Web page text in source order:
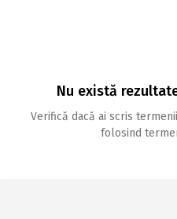
Nu există
Verifică dacă ai scris
folosind